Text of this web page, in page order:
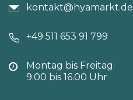
kontakt@hyamarkt.de
+49 511 653 91 799
Montag bis Freitag:
9.00 bis 16.00 Uhr